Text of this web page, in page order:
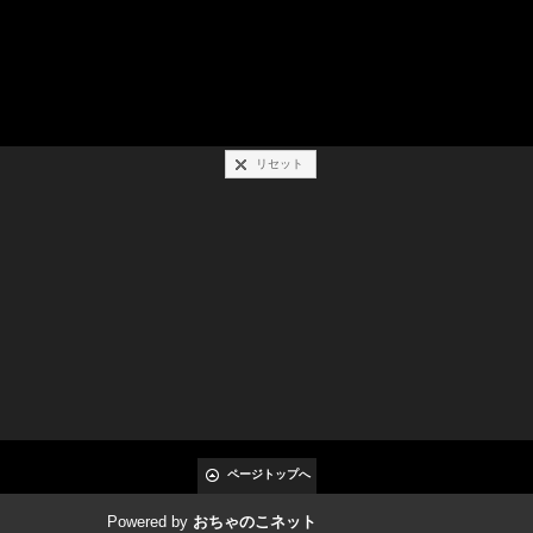
リセット
ページトップへ
Powered by おちゃのこネット